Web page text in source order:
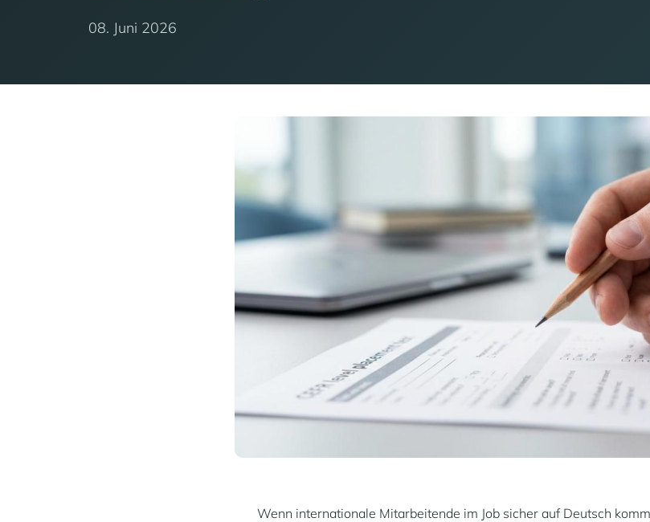
08. Juni 2026
Wenn internationale Mitarbeitende im Job sicher auf Deutsch